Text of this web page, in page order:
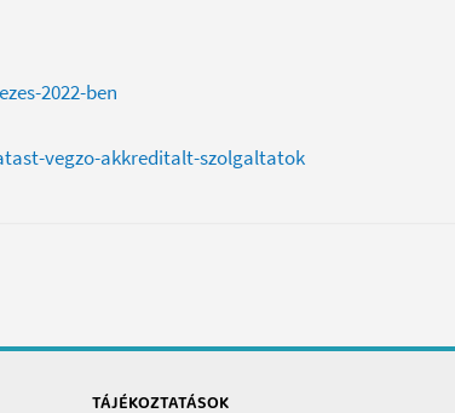
2022-ben
vegzo-akkreditalt-szolgaltatok
TÁJÉKOZTATÁSOK